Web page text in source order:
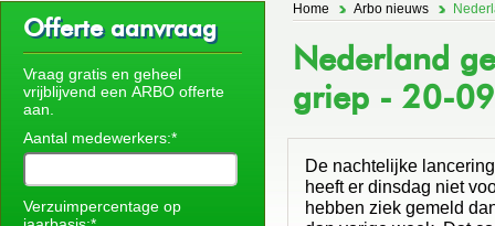
Home Arbo nieuws
Nederland
griep - 20-
De nachtelijke
heeft er dinsdag niet
hebben ziek gemeld
Offerte aanvraag
Vraag gratis en geheel
vrijblijvend een ARBO offerte
aan.
Aantal medewerkers:*
Verzuimpercentage op